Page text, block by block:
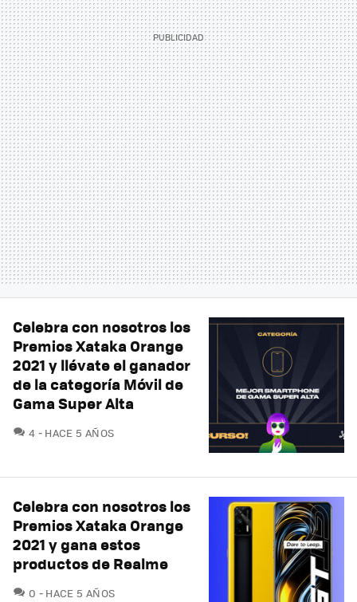
Celebra con nosotros los
Premios Xataka Orange
2021 y llévate el ganador
de la categoría Móvil de
Gama Super Alta
4 COMENTARIOS
HACE 5 AÑOS
Celebra con nosotros los
Premios Xataka Orange
2021 y gana estos
productos de Realme
0 COMENTARIOS
HACE 5 AÑOS